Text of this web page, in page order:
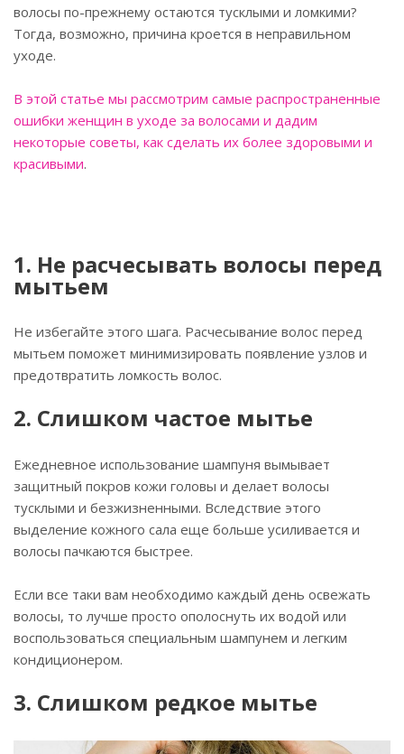
волосы по-прежнему остаются тусклыми и ломкими?
Тогда, возможно, причина кроется в неправильном
уходе.
В этой статье мы рассмотрим самые распространенные
ошибки женщин в уходе за волосами и дадим
некоторые советы, как сделать их более здоровыми и
красивыми.
1. Не расчесывать волосы перед
мытьем
Не избегайте этого шага. Расчесывание волос перед
мытьем поможет минимизировать появление узлов и
предотвратить ломкость волос.
2. Слишком частое мытье
Ежедневное использование шампуня вымывает
защитный покров кожи головы и делает волосы
тусклыми и безжизненными. Вследствие этого
выделение кожного сала еще больше усиливается и
волосы пачкаются быстрее.
Если все таки вам необходимо каждый день освежать
волосы, то лучше просто ополоснуть их водой или
воспользоваться специальным шампунем и легким
кондиционером.
3. Слишком редкое мытье